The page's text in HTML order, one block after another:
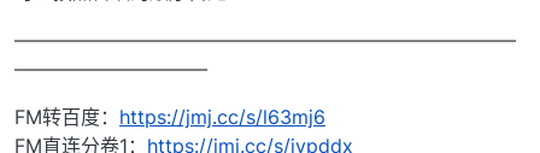
——————————————————————————
——————————
FM转百度： https://jmj.cc/s/l63mj6
FM直连分卷1： https://jmj.cc/s/jvpddx